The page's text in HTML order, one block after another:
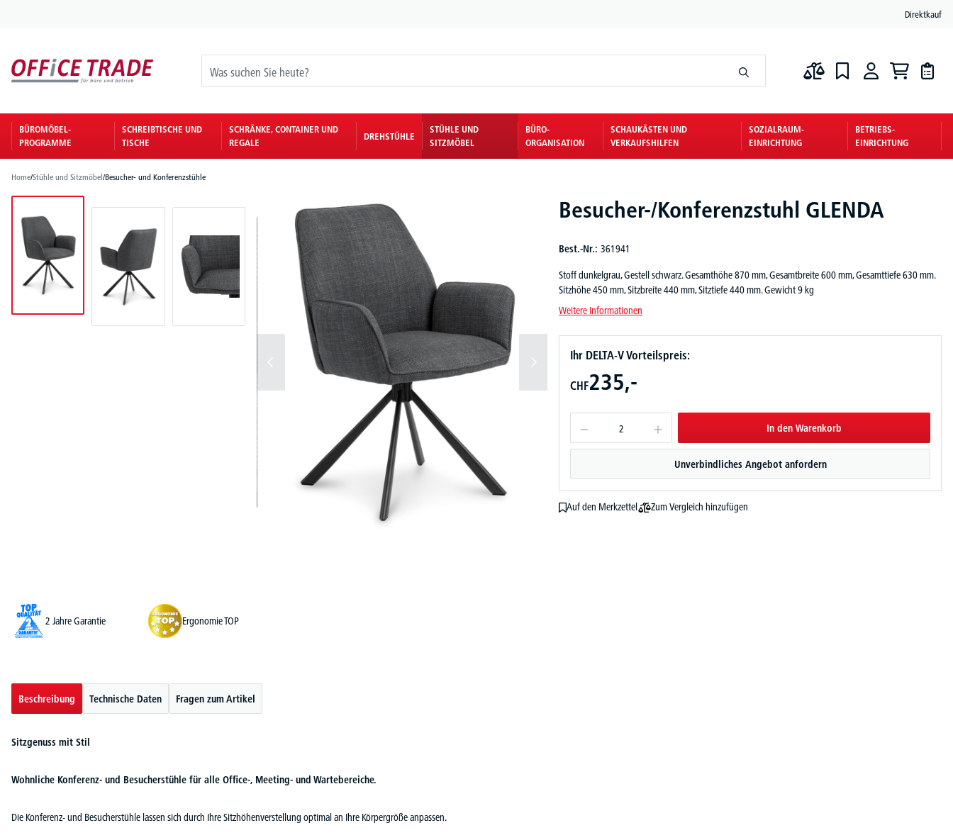
Direktkauf
BÜROMÖBEL-
PROGRAMME
SCHREIBTISCHE UND
TISCHE
SCHRÄNKE, CONTAINER UND
REGALE
DREHSTÜHLE
STÜHLE UND
SITZMÖBEL
BÜRO-
ORGANISATION
SCHAUKÄSTEN UND
VERKAUFSHILFEN
SOZIALRAUM-
EINRICHTUNG
BETRIEBS-
EINRICHTUNG
Home/Stühle und Sitzmöbel/Besucher- und Konferenzstühle
Besucher-/Konferenzstuhl GLENDA
Best.-Nr.: 361941
Stoff dunkelgrau, Gestell schwarz. Gesamthöhe 870 mm, Gesamtbreite 600 mm, Gesamttiefe 630 mm.
Sitzhöhe 450 mm, Sitzbreite 440 mm, Sitztiefe 440 mm. Gewicht 9 kg
Weitere Informationen
Ihr DELTA-V Vorteilspreis:
CHF235,-
In den Warenkorb
Unverbindliches Angebot anfordern
Auf den Merkzettel Zum Vergleich hinzufügen
2 Jahre Garantie Ergonomie TOP
Beschreibung Technische Daten Fragen zum Artikel
Sitzgenuss mit Stil
Wohnliche Konferenz- und Besucherstühle für alle Office-, Meeting- und Wartebereiche.
Die Konferenz- und Besucherstühle lassen sich durch Ihre Sitzhöhenverstellung optimal an Ihre Körpergröße anpassen.